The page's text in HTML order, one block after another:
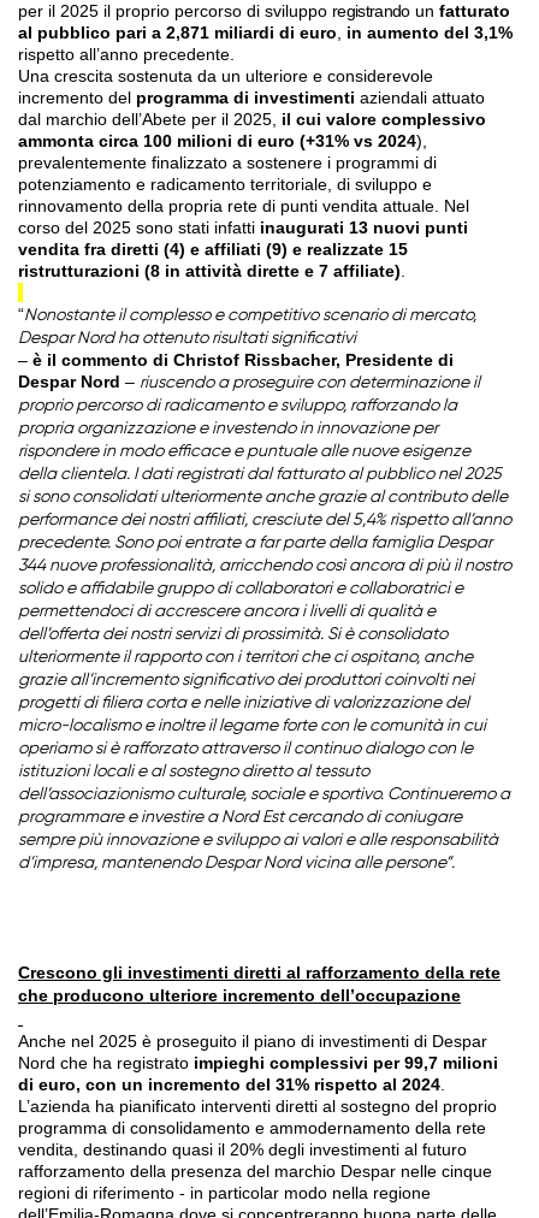
per il 2025 il proprio percorso di sviluppo registrandoun fatturato
al pubblico pari a 2,871 miliardi di euro, in aumento del 3,1%
rispetto all’anno precedente.
Una crescita sostenuta da un ulteriore e considerevole
incremento del programma di investimenti aziendali attuato
dal marchio dell’Abete per il 2025, il cui valore complessivo
ammonta circa 100 milioni di euro (+31% vs 2024),
prevalentemente finalizzato a sostenere i programmi di
potenziamento e radicamento territoriale, di sviluppo e
rinnovamento della propria rete di punti vendita attuale. Nel
corso del 2025 sono stati infatti inaugurati 13 nuovi punti
vendita fra diretti (4) e affiliati (9) e realizzate 15
ristrutturazioni (8 in attività dirette e 7 affiliate).
“Nonostante il complesso e competitivo scenario di mercato,
Despar Nord ha ottenuto risultati significativi
– è il commento di Christof Rissbacher, Presidente di
Despar Nord – riuscendo a proseguire con determinazione il
proprio percorso di radicamento e sviluppo, rafforzando la
propria organizzazione e investendo in innovazione per
rispondere in modo efficace e puntuale alle nuove esigenze
della clientela. I dati registrati dal fatturato al pubblico nel 2025
si sono consolidati ulteriormente anche grazie al contributo delle
performance dei nostri affiliati, cresciute del 5,4% rispetto all’anno
precedente. Sono poi entrate a far parte della famiglia Despar
344 nuove professionalità, arricchendo così ancora di più il nostro
solido e affidabile gruppo di collaboratori e collaboratrici e
permettendoci di accrescere ancora i livelli di qualità e
dell’offerta dei nostri servizi di prossimità. Si è consolidato
ulteriormente il rapporto con i territori che ci ospitano, anche
grazie all’incremento significativo dei produttori coinvolti nei
progetti di filiera corta e nelle iniziative di valorizzazione del
micro-localismo e inoltre il legame forte con le comunità in cui
operiamo si è rafforzato attraverso il continuo dialogo con le
istituzioni locali e al sostegno diretto al tessuto
dell’associazionismo culturale, sociale e sportivo. Continueremo a
programmare e investire a Nord Est cercando di coniugare
sempre più innovazione e sviluppo ai valori e alle responsabilità
d’impresa, mantenendo Despar Nord vicina alle persone”.
Crescono gli investimenti diretti al rafforzamento della rete
che producono ulteriore incremento dell’occupazione
Anche nel 2025 è proseguito il piano di investimenti di Despar
Nord che ha registrato impieghi complessivi per 99,7 milioni
di euro, con un incremento del 31% rispetto al 2024.
L’azienda ha pianificato interventi diretti al sostegno del proprio
programma di consolidamento e ammodernamento della rete
vendita, destinando quasi il 20% degli investimenti al futuro
rafforzamento della presenza del marchio Despar nelle cinque
regioni di riferimento - in particolar modo nella regione